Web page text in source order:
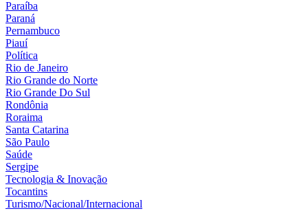
Paraíba
Paraná
Pernambuco
Piauí
Política
Rio de Janeiro
Rio Grande do Norte
Rio Grande Do Sul
Rondônia
Roraima
Santa Catarina
São Paulo
Saúde
Sergipe
Tecnologia & Inovação
Tocantins
Turismo/Nacional/Internacional